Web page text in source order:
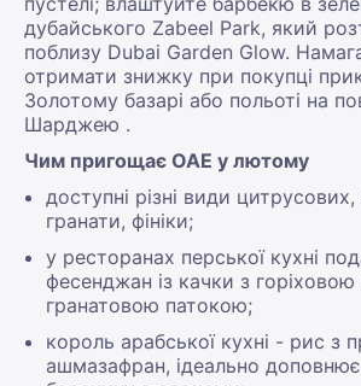
дубайського Zabeel Park, який
поблизу Dubai Garden Glow.
отримати знижку при покупці
Золотому базарі або польоті на
Шарджею .
Чим пригощає ОАЕ у лютому
доступні різні види
гранати, фініки;
у ресторанах перської кухні
фесенджан із качки з
гранатовою патокою;
король арабської кухні - рис з
ашмазафран, ідеально